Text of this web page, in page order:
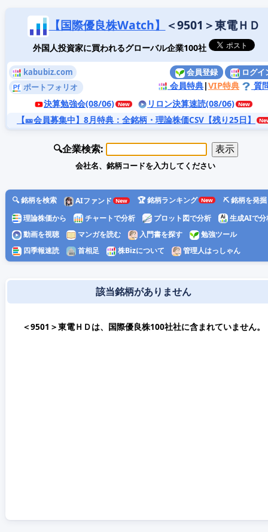
【国際優良株Watch】 ＜9501＞東電ＨＤ
外国人投資家に買われるグローバル企業100社
kabubiz.com
ポートフォリオ
会員登録 ログイ
会員特典|VIP特典
質
決算勉強会(08/06)
リロン決算速読(08/06)
【🎫会員募集中】8月特典 ：全銘柄・理論株価CSV【残り25日】
🔍企業検索:
会社名、銘柄コードを入力してください
🔍 銘柄を検索 AIファンド 🏆 銘柄ランキング
⛏️ 銘柄を発掘
理論株価から
チャートで分析 プロット図で分析
生成AIで分
動画を視聴
マンガを読む 入門書を探す
勉強ツール
四季報速読
首相足 株Bizについて 管理人はっしゃん
該当銘柄がありません
＜9501＞東電ＨＤは、国際優良株100社社に含まれていません。